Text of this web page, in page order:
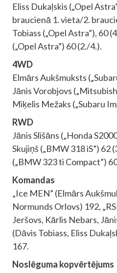
Eliss Dukaļskis („Opel
braucienā 1. vieta/2.
Tobiass („Opel Astra”), 60
(„Opel Astra”) 60 (2./4.).
4WD
Elmārs Aukšmuksts
Jānis Vorobjovs
Miķelis Mežaks („Subaru
RWD
Jānis Slišāns („Honda
Skujiņš („BMW 318 iS”) 62
(„BMW 323 ti Compact”)
Komandas
„Ice MEN” (Elmārs
Normunds Orlovs) 192,
Jeršovs, Kārlis Nebars,
(Dāvis Tobiass, Eliss
167.
Noslēguma kopvērtējums